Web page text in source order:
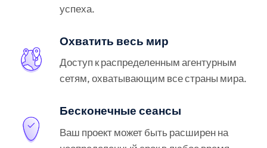
успеха.
Охватить весь мир
Доступ к распределенным агентурным
сетям, охватывающим все страны мира.
Бесконечные сеансы
Ваш проект может быть расширен на